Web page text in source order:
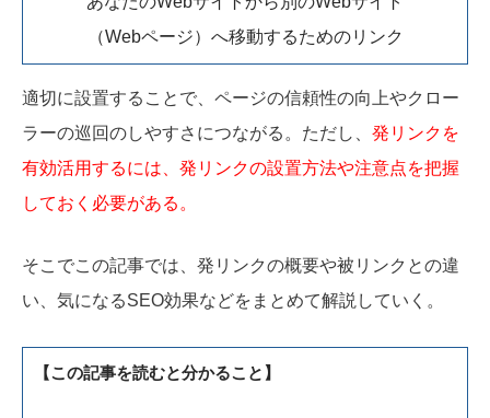
（Webページ）へ移動するためのリンク
適切に設置することで、ページの信頼性の向上やクロー
ラーの巡回のしやすさにつながる。ただし、 発リンクを
有効活用するには、発リンクの設置方法や注意点を把握
しておく必要がある。
そこでこの記事では、発リンクの概要や被リンクとの違
い、気になるSEO効果などをまとめて解説していく。
【この記事を読むと分かること】